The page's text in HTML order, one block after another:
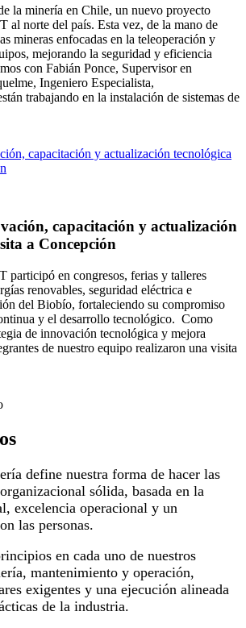
la minería en Chile, un nuevo proyecto
al norte del país. Esta vez, de la mano de
mineras enfocadas en la teleoperación y
mejorando la seguridad y eficiencia
con Fabián Ponce, Supervisor en
Ingeniero Especialista,
trabajando en la instalación de sistemas de
capacitación y actualización
a Concepción
participó en congresos, ferias y talleres
renovables, seguridad eléctrica e
del Biobío, fortaleciendo su compromiso
y el desarrollo tecnológico. Como
de innovación tecnológica y mejora
de nuestro equipo realizaron una visita
define nuestra forma de hacer las
sólida, basada en la
excelencia operacional y un
las personas.
en cada uno de nuestros
mantenimiento y operación,
exigentes y una ejecución alineada
de la industria.